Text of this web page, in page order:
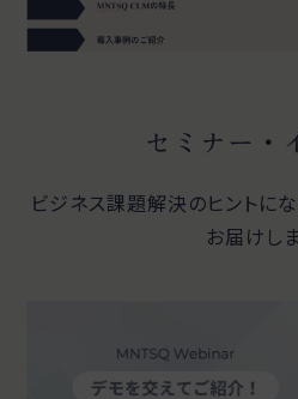
セミナー・
ビジネス課題解決のヒントに
お届けし